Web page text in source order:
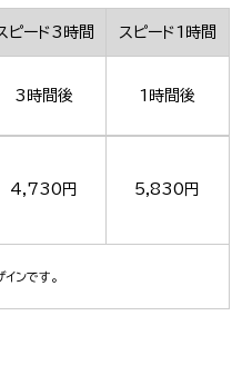
ピード3時間 スピード1時間
3時間後 1時間後
4,730円 5,830円
ンです。